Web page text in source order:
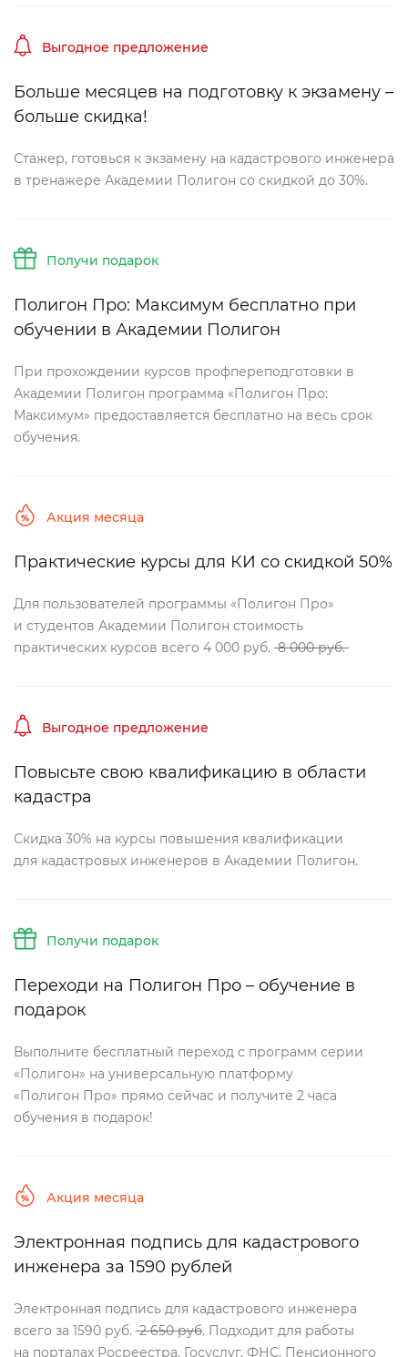
ыгодное предложение
Больше месяцев на подготовку к экзамену –
ольше скидка!
Стажер, готовься к экзамену на кадастрового инженера
тренажере Академии Полигон со скидкой до 30%.
Получи подарок
Полигон Про: Максимум бесплатно при
обучении в Академии Полигон
При прохождении курсов профпереподготовки
Академии Полигон программа «Полигон Про:
Максимум» предоставляется бесплатно на весь срок
обучения.
Акция месяца
Практические курсы для КИ со скидкой 50%
Для пользователей программы «Полигон Про»
и студентов Академии Полигон стоимость
практических курсо сего 4 000 руб. 8 000 руб.
ыгодное предложение
Повысьте свою квалификацию в области
кадастра
Скидка 30% на курсы повышения квалификации
для кадастровых инженеров в Академии Полигон.
Получи подарок
Переходи на Полигон Про – обучение
подарок
ыполните бесплатный переход с программ серии
«Полигон» на универсальную платформу
«Полигон Про» прямо сейчас и получите 2 часа
обучения в подарок!
Акция месяца
Электронная подпись для кадастрового
инженера за 1590 рублей
Электронная подпись для кадастрового инженера
сего за 1590 руб. 2 650 ру. Подходит для работы
на порталах Росреестра, Госуслуг, ФНС, Пенсионного